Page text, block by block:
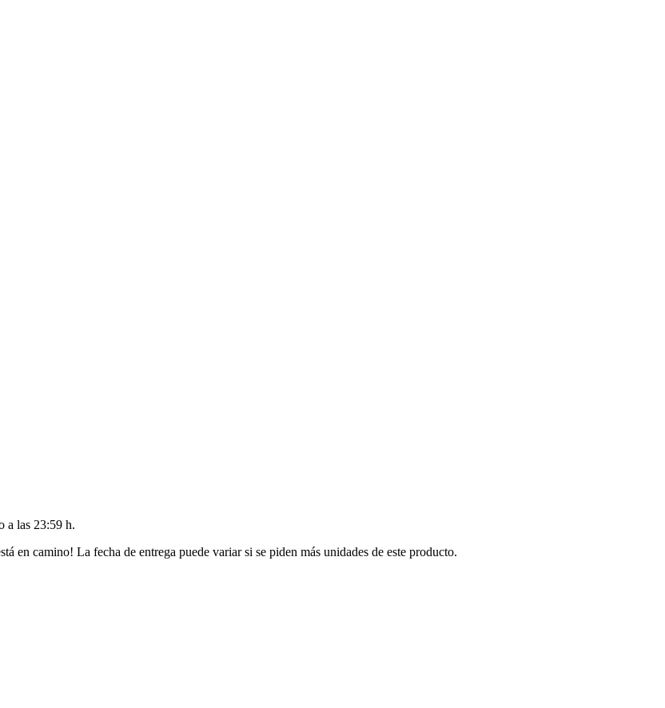
a las 23:59 h.
en camino! La fecha de entrega puede variar si se piden más unidades de este producto.